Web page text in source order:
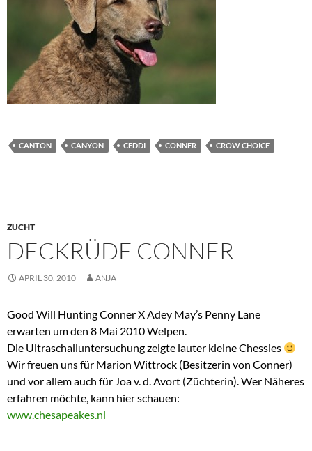
CANTON CANYON CEDDI CONNER CROW CHOICE
ZUCHT
DECKRÜDE CONNER
APRIL 30, 2010 ANJA
Good Will Hunting Conner X Adey May’s Penny Lane
erwarten um den 8 Mai 2010 Welpen.
Die Ultraschalluntersuchung zeigte lauter kleine Chessies
Wir freuen uns für Marion Wittrock (Besitzerin von Conner)
und vor allem auch für Joa v. d. Avort (Züchterin). Wer Näheres
erfahren möchte, kann hier schauen:
www.chesapeakes.nl